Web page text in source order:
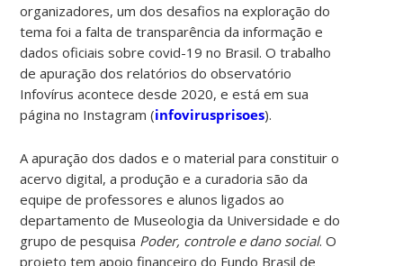
organizadores, um dos desafios na exploração do
tema foi a falta de transparência da informação e
dados oficiais sobre covid-19 no Brasil. O trabalho
de apuração dos relatórios do observatório
Infovírus acontece desde 2020, e está em sua
página no Instagram (infovirusprisoes).
A apuração dos dados e o material para constituir o
acervo digital, a produção e a curadoria são da
equipe de professores e alunos ligados ao
departamento de Museologia da Universidade e do
grupo de pesquisa Poder, controle e dano social. O
projeto tem apoio financeiro do Fundo Brasil de